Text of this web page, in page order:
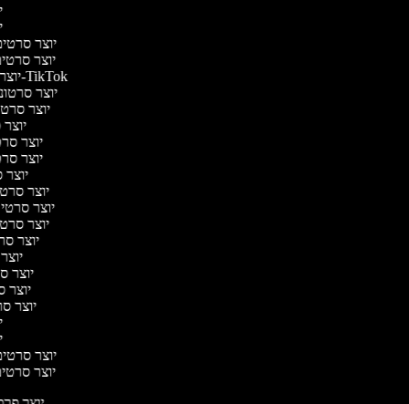
יוצר
יוצר
יוצר סרטונים ל-TikTok
יוצר
יוצר
יוצר
יוצר
יוצר
יוצר
יוצר סרטי
יוצר
יוצר
יוצר
יוצר
יוצר
יוצר
יוצר